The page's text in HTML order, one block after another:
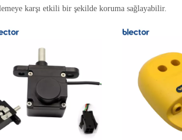
paylaşma
karşı etkili bir şekilde koruma sağlayabilir.